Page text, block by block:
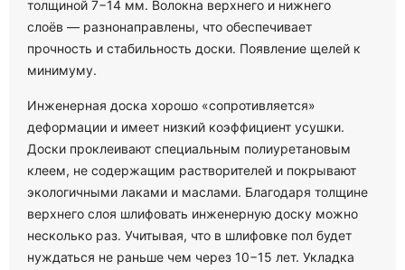
толщиной 7−14 мм. Волокна верхнего и нижнего
слоёв — разнонаправлены, что обеспечивает
прочность и стабильность доски. Появление щелей к
минимуму.
Инженерная доска хорошо «сопротивляется»
деформации и имеет низкий коэффициент усушки.
Доски проклеивают специальным полиуретановым
клеем, не содержащим растворителей и покрывают
экологичными лаками и маслами. Благодаря толщине
верхнего слоя шлифовать инженерную доску можно
несколько раз. Учитывая, что в шлифовке пол будет
нуждаться не раньше чем через 10−15 лет. Укладка